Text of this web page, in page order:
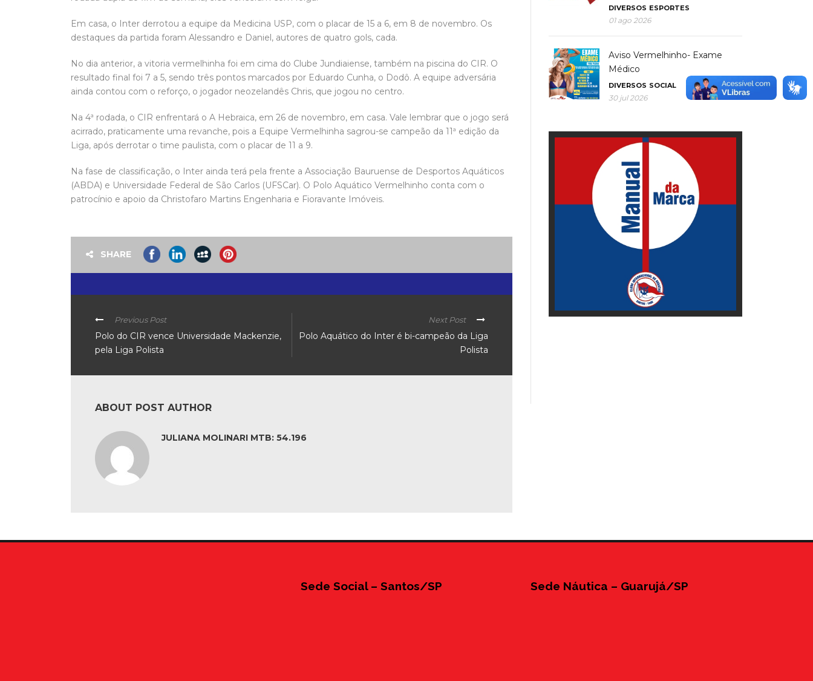
Em casa, o Inter derrotou a equipe da Medicina USP, com o placar de 15 a 6, em 8 de novembro. Os
destaques da partida foram Alessandro e Daniel, autores de quatro gols, cada.
No dia anterior, a vitoria vermelhinha foi em cima do Clube Jundiaiense, também na piscina do CIR. O
resultado final foi 7 a 5, sendo três pontos marcados por Eduardo Cunha, o Dodô. A equipe adversária
ainda contou com o reforço, o jogador neozelandês Chris, que jogou no centro.
Na 4ª rodada, o CIR enfrentará o A Hebraica, em 26 de novembro, em casa. Vale lembrar que o jogo será
acirrado, praticamente uma revanche, pois a Equipe Vermelhinha sagrou-se campeão da 11ª edição da
Liga, após derrotar o time paulista, com o placar de 11 a 9.
Na fase de classificação, o Inter ainda terá pela frente a Associação Bauruense de Desportos Aquáticos
(ABDA) e Universidade Federal de São Carlos (UFSCar). O Polo Aquático Vermelhinho conta com o
patrocínio e apoio da Christofaro Martins Engenharia e Fioravante Imóveis.
SHARE
Previous Post
Polo do CIR vence Universidade Mackenzie,
pela Liga Polista
Next Post
Polo Aquático do Inter é bi-campeão da Liga
Polista
ABOUT POST AUTHOR
JULIANA MOLINARI MTB: 54.196
DIVERSOS ESPORTES
01 ago 2026
Aviso Vermelhinho- Exame
Médico
DIVERSOS SOCIAL
30 jul 2026
Sede Social – Santos/SP Sede Náutica – Guarujá/SP